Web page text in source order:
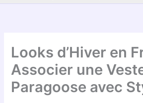
Looks d’Hiver en
Associer une
Paragoose avec